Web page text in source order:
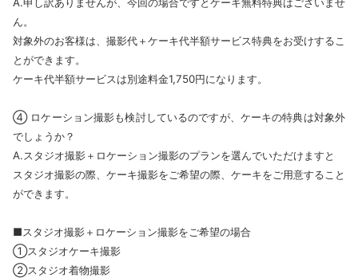
ん。
対象外のお客様は、撮影代＋ケーキ代半額サービス特典をお受けするこ
とができます。
ケーキ代半額サービスは別途料金1,750円になります。
④ ロケーション撮影も検討しているのですが、ケーキの特典は対象外
でしょうか？
A.スタジオ撮影＋ロケーション撮影のプランを選んでいただけますと
スタジオ撮影の際、ケーキ撮影をご希望の際、ケーキをご用意すること
ができます。
■スタジオ撮影＋ロケーション撮影をご希望の場合
①スタジオケーキ撮影
②スタジオ着物撮影